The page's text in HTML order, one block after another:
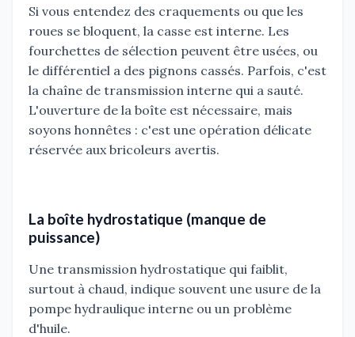
Si vous entendez des craquements ou que les
roues se bloquent, la casse est interne. Les
fourchettes de sélection peuvent être usées, ou
le différentiel a des pignons cassés. Parfois, c'est
la chaîne de transmission interne qui a sauté.
L'ouverture de la boîte est nécessaire, mais
soyons honnêtes : c'est une opération délicate
réservée aux bricoleurs avertis.
La boîte hydrostatique (manque de
puissance)
Une transmission hydrostatique qui faiblit,
surtout à chaud, indique souvent une usure de la
pompe hydraulique interne ou un problème
d'huile.